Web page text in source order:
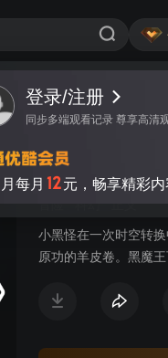
登录/注册
同步多端观看记录 尊享高清
月每月 12元，畅享精彩内
视频 讨论
星猫历险记
正义
小黑怪在一次时空转
原功的羊皮卷。黑魔
占为己有。星猫及12